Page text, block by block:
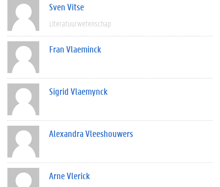
Sven Vitse
Literatuurwetenschap
Fran Vlaeminck
Sigrid Vlaemynck
Alexandra Vleeshouwers
Arne Vlerick